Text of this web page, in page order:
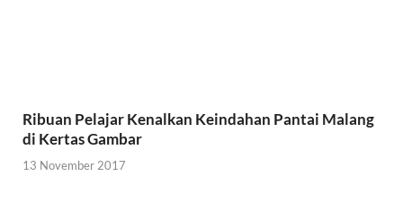
Ribuan Pelajar Kenalkan Keindahan Pantai Malang
di Kertas Gambar
13 November 2017